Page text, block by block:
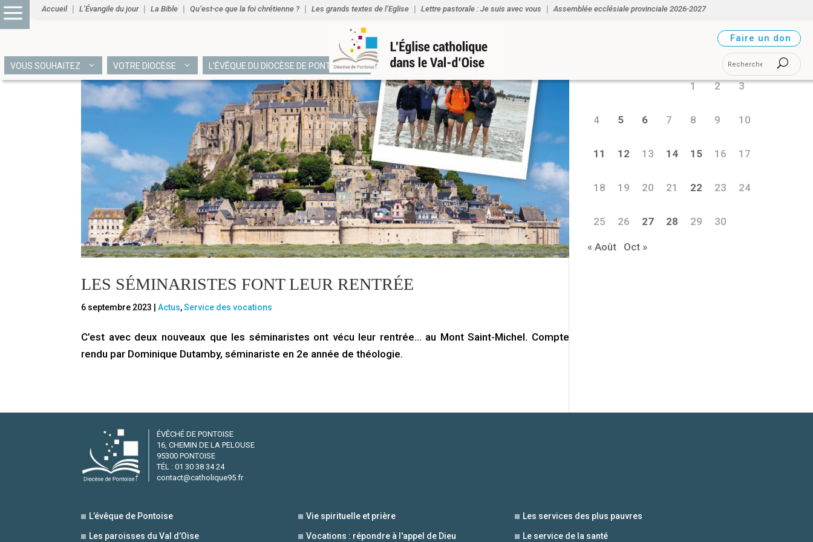
Accueil L’Évangile du jour La Bible Qu’est-ce que la foi chrétienne ? Les grands textes de l’Eglise Lettre pastorale : Je suis avec vous Assemblée ecclésiale provinciale 2026-2027
Faire un don
VOUS SOUHAITEZ VOTRE DIOCÈSE L’ÉVÊQUE DU DIOCÈSE DE PONTOISE
LES SÉMINARISTES FONT LEUR RENTRÉE
6 septembre 2023 |Actus,Service des vocations
C’est avec deux nouveaux que les séminaristes ont vécu leur rentrée… au Mont Saint-Michel. Compte
rendu par Dominique Dutamby, séminariste en 2e année de théologie.
D
1 2 3
4 5 6 7 8 9 10
11 12 13 14 15 16 17
18 19 20 21 22 23 24
25 26 27 28 29 30
« Août Oct »
ÉVÊCHÉ DE PONTOISE
16, CHEMIN DE LA PELOUSE
95300 PONTOISE
TÉL : 01 30 38 34 24
contact@catholique95.fr
L’évêque de Pontoise
Les paroisses du Val d’Oise
Vie spirituelle et prière
Vocations : répondre à l'appel de Dieu
Les services des plus pauvres
Le service de la santé